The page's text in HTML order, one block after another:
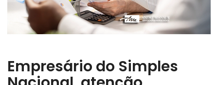
Empresário do Simples